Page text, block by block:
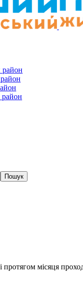
район
місяця